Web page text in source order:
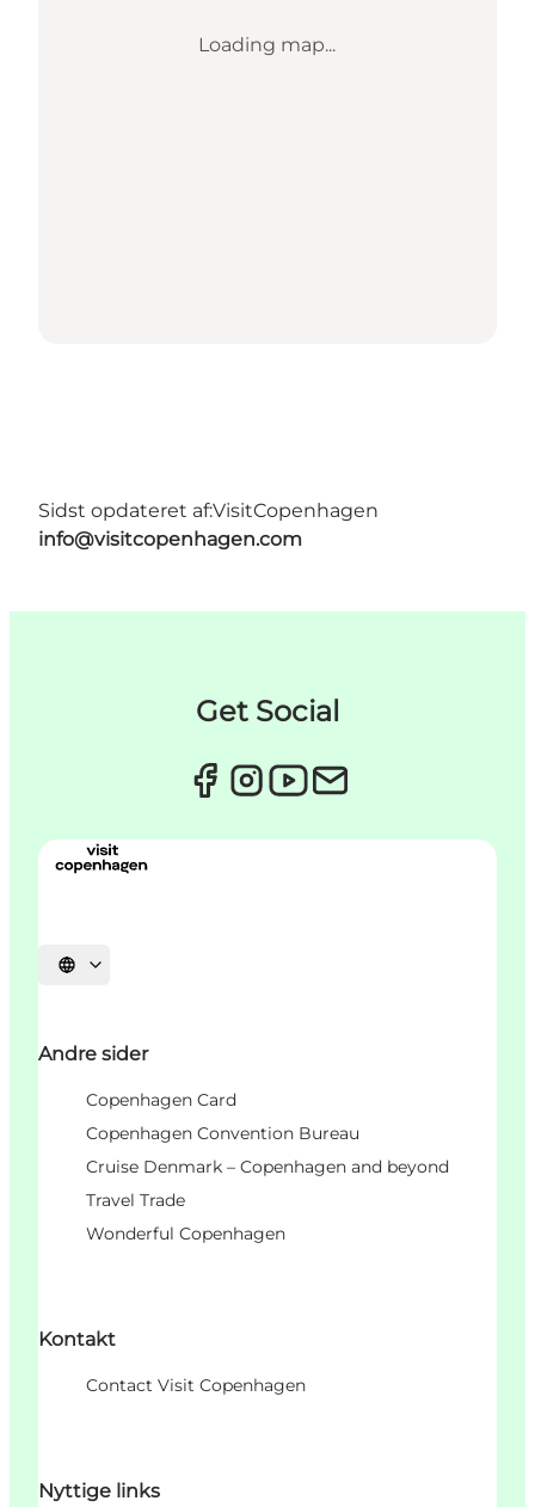
Loading map...
Sidst opdateret af:VisitCopenhagen
info@visitcopenhagen.com
Get Social
Vælg sprog
Andre sider
Copenhagen Card
Copenhagen Convention Bureau
Cruise Denmark – Copenhagen and beyond
Travel Trade
Wonderful Copenhagen
Kontakt
Contact Visit Copenhagen
Nyttige links